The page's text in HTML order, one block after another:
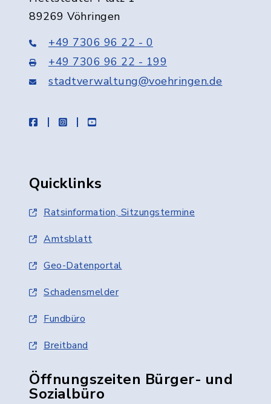
89269 Vöhringen
+49 7306 96 22 - 0
+49 7306 96 22 - 199
stadtverwaltung@voehringen.de
facebookinstagramyoutube
Quicklinks
Ratsinformation, Sitzungstermine
Amtsblatt
Geo-Datenportal
Schadensmelder
Fundbüro
Breitband
Öffnungszeiten Bürger- und
Sozialbüro